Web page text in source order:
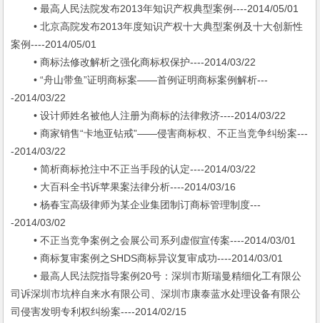
• 最高人民法院发布2013年知识产权典型案例----2014/05/01
• 北京高院发布2013年度知识产权十大典型案例及十大创新性
案例----2014/05/01
• 商标法修改解析之强化商标权保护----2014/03/22
• “舟山带鱼”证明商标案——首例证明商标案例解析---
-2014/03/22
• 设计师姓名被他人注册为商标的法律救济----2014/03/22
• 商家销售“卡地亚钻戒”——侵害商标权、不正当竞争纠纷案---
-2014/03/22
• 简析商标抢注中不正当手段的认定----2014/03/22
• 大百科全书诉苹果案法律分析----2014/03/16
• 杨春宝高级律师为某企业集团制订商标管理制度---
-2014/03/02
• 不正当竞争案例之会展公司系列虚假宣传案----2014/03/01
• 商标复审案例之SHDS商标异议复审成功----2014/03/01
• 最高人民法院指导案例20号：深圳市斯瑞曼精细化工有限公
司诉深圳市坑梓自来水有限公司、深圳市康泰蓝水处理设备有限公
司侵害发明专利权纠纷案----2014/02/15